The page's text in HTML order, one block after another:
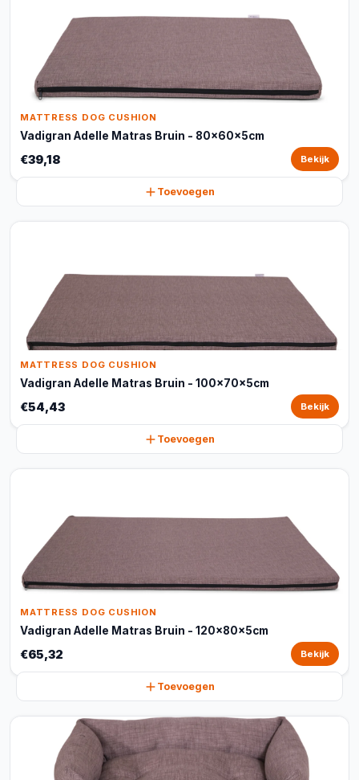
MATTRESS DOG CUSHION
Vadigran Adelle Matras Bruin - 80x60x5cm
€39,18 Bekijk
Toevoegen
MATTRESS DOG CUSHION
Vadigran Adelle Matras Bruin - 100x70x5cm
€54,43 Bekijk
Toevoegen
MATTRESS DOG CUSHION
Vadigran Adelle Matras Bruin - 120x80x5cm
€65,32 Bekijk
Toevoegen